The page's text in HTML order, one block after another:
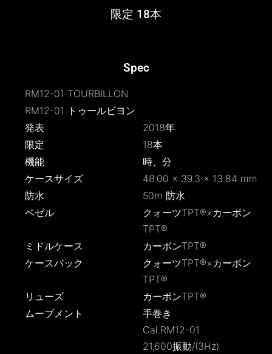
限定 18本
Spec
RM12-01 TOURBILLON
RM12-01 トゥールビヨン
発表
2018年
限定
18本
機能
時、分
ケースサイズ
48.00 × 39.3 × 13.84 mm
防水
50m 防水
ベゼル
クォーツTPT®×カーボン
TPT®
ミドルケース
カーボンTPT®
ケースバック
クォーツTPT®×カーボン
TPT®
リューズ
カーボンTPT®
ムーブメント
手巻き
Cal.RM12-01
21,600振動/(3Hz)